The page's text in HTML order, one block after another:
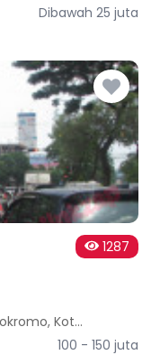
Dibawah 25 juta
1287
Jl. Indragiri No.102, Darmo, Kec. Wonokromo, Kota SBY, Jawa Timur 60241, Indonesia
100 - 150 juta